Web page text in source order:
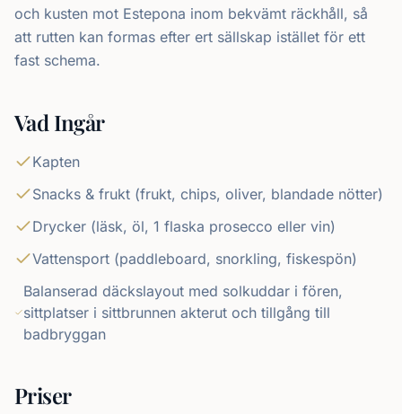
och kusten mot Estepona inom bekvämt räckhåll, så
att rutten kan formas efter ert sällskap istället för ett
fast schema.
Vad Ingår
Kapten
Snacks & frukt (frukt, chips, oliver, blandade nötter)
Drycker (läsk, öl, 1 flaska prosecco eller vin)
Vattensport (paddleboard, snorkling, fiskespön)
Balanserad däckslayout med solkuddar i fören,
sittplatser i sittbrunnen akterut och tillgång till
badbryggan
Priser